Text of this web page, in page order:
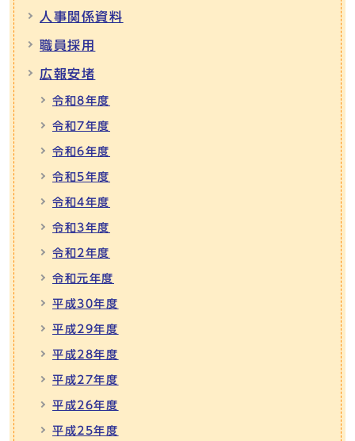
人事関係資料
職員採用
広報安堵
令和8年度
令和7年度
令和6年度
令和5年度
令和4年度
令和3年度
令和2年度
令和元年度
平成30年度
平成29年度
平成28年度
平成27年度
平成26年度
平成25年度